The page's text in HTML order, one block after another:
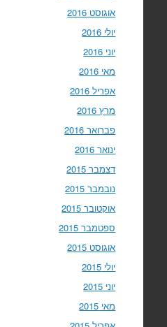
אוגוסט 2016
יולי 2016
יוני 2016
מאי 2016
אפריל 2016
מרץ 2016
פברואר 2016
ינואר 2016
דצמבר 2015
נובמבר 2015
אוקטובר 2015
ספטמבר 2015
אוגוסט 2015
יולי 2015
יוני 2015
מאי 2015